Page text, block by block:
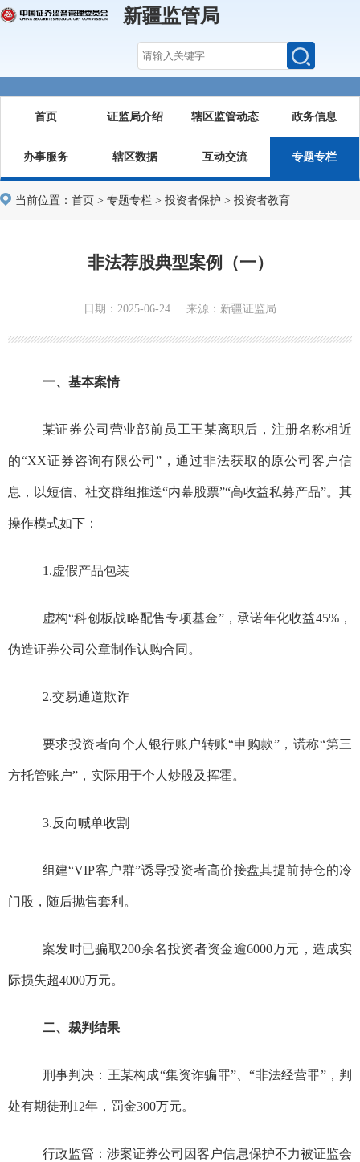
新疆监管局
首页 证监局介绍 辖区监管动态 政务信息
办事服务 辖区数据 互动交流 专题专栏
当前位置： 首页 > 专题专栏 > 投资者保护 > 投资者教育
非法荐股典型案例（一）
日期：2025-06-24 来源：新疆证监局
一、基本案情
某证券公司营业部前员工王某离职后，注册名称相近
的“XX证券咨询有限公司”，通过非法获取的原公司客户信
息，以短信、社交群组推送“内幕股票”“高收益私募产品”。其
操作模式如下：
1.虚假产品包装
虚构“科创板战略配售专项基金”，承诺年化收益45%，
伪造证券公司公章制作认购合同。
2.交易通道欺诈
要求投资者向个人银行账户转账“申购款”，谎称“第三
方托管账户”，实际用于个人炒股及挥霍。
3.反向喊单收割
组建“VIP客户群”诱导投资者高价接盘其提前持仓的冷
门股，随后抛售套利。
案发时已骗取200余名投资者资金逾6000万元，造成实
际损失超4000万元。
二、裁判结果
刑事判决：王某构成“集资诈骗罪”、“非法经营罪”，判
处有期徒刑 12年，罚金300万元。
行政监管：涉案证券公司因客户信息保护不力被证监会